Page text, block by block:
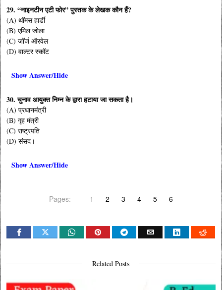
29. “नाइनटीन एटी फोर” पुस्तक के लेखक कौन हैं?
(A) थॉमस हार्डी
(B) एमिल जोला
(C) जॉर्ज ऑरवेल
(D) वाल्टर स्कॉट
Show Answer/Hide
30. चुनाव आयुक्त निम्न के द्वारा हटाया जा सकता है।
(A) प्रधानमंत्री
(B) गृह मंत्री
(C) राष्ट्रपति
(D) संसद।
Show Answer/Hide
Pages: 1 2 3 4 5 6
Related Posts